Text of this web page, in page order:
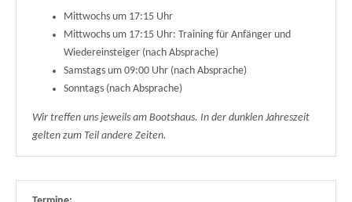
Mittwochs um 17:15 Uhr
Mittwochs um 17:15 Uhr: Training für Anfänger und
Wiedereinsteiger (nach Absprache)
Samstags um 09:00 Uhr (nach Absprache)
Sonntags (nach Absprache)
Wir treffen uns jeweils am Bootshaus. In der dunklen Jahreszeit
gelten zum Teil andere Zeiten.